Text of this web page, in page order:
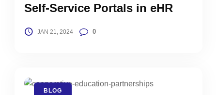
Self-Service Portals in eHR
JAN 21, 2024 0
BLOG